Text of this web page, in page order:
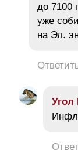
до 7100
уже
на Эл.
Угол